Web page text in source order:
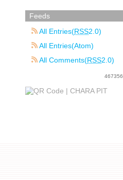
Feeds
All Entries(RSS2.0)
All Entries(Atom)
All Comments(RSS2.0)
467356